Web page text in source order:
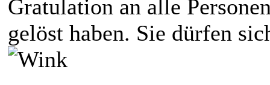
Gratulation an alle
gelöst haben. Sie dürfen